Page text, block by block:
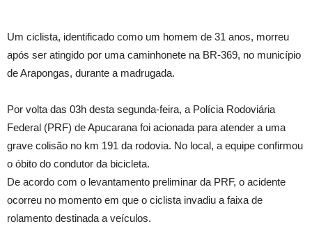
Um ciclista, identificado como um homem de 31 anos, morreu
após ser atingido por uma caminhonete na BR-369, no município
de Arapongas, durante a madrugada.
Por volta das 03h desta segunda-feira, a Polícia Rodoviária
Federal (PRF) de Apucarana foi acionada para atender a uma
grave colisão no km 191 da rodovia. No local, a equipe confirmou
o óbito do condutor da bicicleta.
De acordo com o levantamento preliminar da PRF, o acidente
ocorreu no momento em que o ciclista invadiu a faixa de
rolamento destinada a veículos.